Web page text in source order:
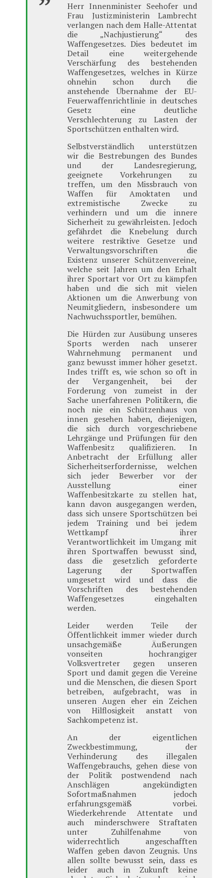
Herr Innenminister Seehofer und
Frau Justizministerin Lambrecht
verlangen nach dem Halle-Attentat
die „Nachjustierung“ des
Waffengesetzes. Dies bedeutet im
Detail eine weitergehende
Verschärfung des bestehenden
Waffengesetzes, welches in Kürze
ohnehin schon durch die
anstehende Übernahme der EU-
Feuerwaffenrichtlinie in deutsches
Gesetz eine deutliche
Verschlechterung zu Lasten der
Sportschützen enthalten wird.
Selbstverständlich unterstützen
wir die Bestrebungen des Bundes
und der Landesregierung,
geeignete Vorkehrungen zu
treffen, um den Missbrauch von
Waffen für Amoktaten und
extremistische Zwecke zu
verhindern und um die innere
Sicherheit zu gewährleisten. Jedoch
gefährdet die Knebelung durch
weitere restriktive Gesetze und
Verwaltungsvorschriften die
Existenz unserer Schützenvereine,
welche seit Jahren um den Erhalt
ihrer Sportart vor Ort zu kämpfen
haben und die sich mit vielen
Aktionen um die Anwerbung von
Neumitgliedern, insbesondere um
Nachwuchssportler, bemühen.
Die Hürden zur Ausübung unseres
Sports werden nach unserer
Wahrnehmung permanent und
ganz bewusst immer höher gesetzt.
Indes trifft es, wie schon so oft in
der Vergangenheit, bei der
Forderung von zumeist in der
Sache unerfahrenen Politikern, die
noch nie ein Schützenhaus von
innen gesehen haben, diejenigen,
die sich durch vorgeschriebene
Lehrgänge und Prüfungen für den
Waffenbesitz qualifizieren. In
Anbetracht der Erfüllung aller
Sicherheitserfordernisse, welchen
sich jeder Bewerber vor der
Ausstellung einer
Waffenbesitzkarte zu stellen hat,
kann davon ausgegangen werden,
dass sich unsere Sportschützen bei
jedem Training und bei jedem
Wettkampf ihrer
Verantwortlichkeit im Umgang mit
ihren Sportwaffen bewusst sind,
dass die gesetzlich geforderte
Lagerung der Sportwaffen
umgesetzt wird und dass die
Vorschriften des bestehenden
Waffengesetzes eingehalten
werden.
Leider werden Teile der
Öffentlichkeit immer wieder durch
unsachgemäße Äußerungen
vonseiten hochrangiger
Volksvertreter gegen unseren
Sport und damit gegen die Vereine
und die Menschen, die diesen Sport
betreiben, aufgebracht, was in
unseren Augen eher ein Zeichen
von Hilflosigkeit anstatt von
Sachkompetenz ist.
An der eigentlichen
Zweckbestimmung, der
Verhinderung des illegalen
Waffengebrauchs, gehen diese von
der Politik postwendend nach
Anschlägen angekündigten
Sofortmaßnahmen jedoch
erfahrungsgemäß vorbei.
Wiederkehrende Attentate und
auch minderschwere Straftaten
unter Zuhilfenahme von
widerrechtlich angeschafften
Waffen geben davon Zeugnis. Uns
allen sollte bewusst sein, dass es
leider auch in Zukunft keine